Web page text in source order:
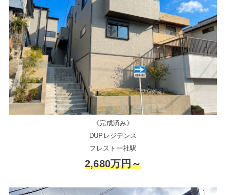
《完成済み》
DUPレジデンス
フレスト一社駅
2,680万円～